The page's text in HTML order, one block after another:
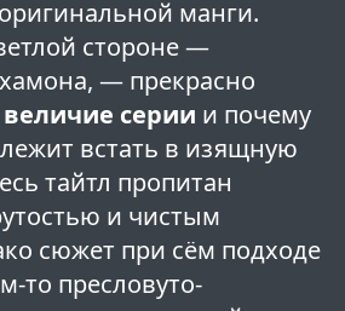
манги.
стороне —
— прекрасно
величие серии и почему
встать в изящную
тайтл пропитан
и чистым
сюжет при сём подходе
то пресловуто-